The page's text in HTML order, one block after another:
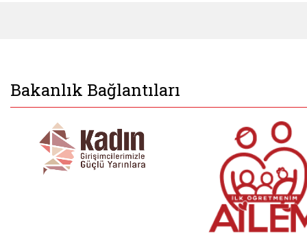
Bakanlık Bağlantıları